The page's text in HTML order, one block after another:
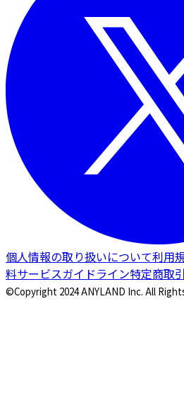
個人情報の取り扱いについて利用
料サービスガイドライン特定商取
©Copyright 2024 ANYLAND Inc. All